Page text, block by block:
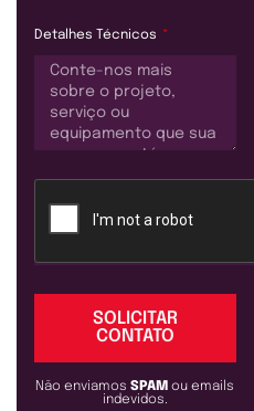
Detalhes Técnicos
SOLICITAR
CONTATO
Não enviamosSPAMou emails
indevidos.